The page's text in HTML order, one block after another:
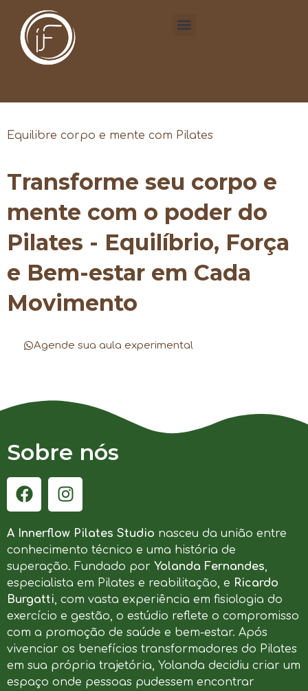
Equilibre corpo e mente com Pilates
Transforme seu corpo e
mente com o poder do
Pilates - Equilíbrio, Força
e Bem-estar em Cada
Movimento
Agende sua aula experimental
Sobre nós
A Innerflow Pilates Studio nasceu da união entre
conhecimento técnico e uma história de
superação. Fundado por Yolanda Fernandes,
especialista em Pilates e reabilitação, e Ricardo
Burgatti, com vasta experiência em fisiologia do
exercício e gestão, o estúdio reflete o compromisso
com a promoção de saúde e bem-estar. Após
vivenciar os benefícios transformadores do Pilates
em sua própria trajetória, Yolanda decidiu criar um
espaço onde pessoas pudessem encontrar